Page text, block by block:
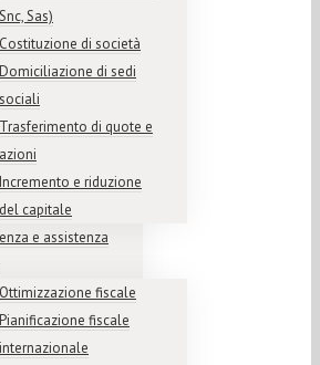
Snc, Sas)
Costituzione di società
Domiciliazione di sedi
sociali
Trasferimento di quote e
azioni
Incremento e riduzione
del capitale
e assistenza
Ottimizzazione fiscale
Pianificazione fiscale
internazionale